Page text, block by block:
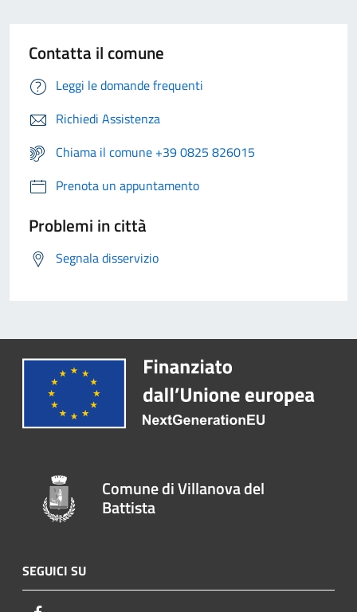
Contatta il comune
Leggi le domande frequenti
Richiedi Assistenza
Chiama il comune +39 0825 826015
Prenota un appuntamento
Problemi in città
Segnala disservizio
Comune di Villanova del
Battista
SEGUICI SU